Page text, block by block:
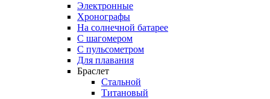
Электронные
Хронографы
На солнечной батарее
С шагомером
С пульсометром
Для плавания
Браслет
Стальной
Титановый